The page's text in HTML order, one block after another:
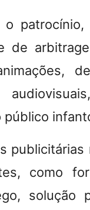
o
de
como
solução